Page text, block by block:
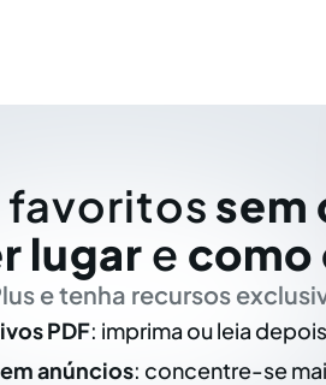
favoritos sem
lugar e como
e tenha recursos
PDF: imprima ou leia depois
anúncios: concentre-se